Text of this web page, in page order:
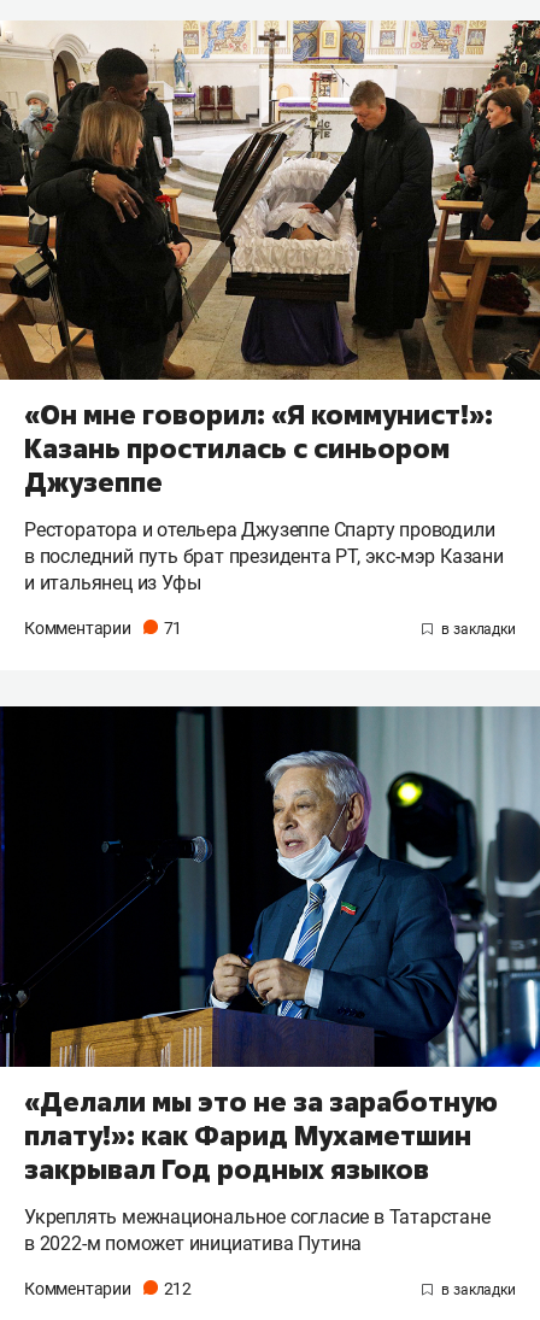
«Он мне говорил: «Я коммунист!»:
Казань простилась с синьором
Джузеппе
Ресторатора и отельера Джузеппе Спарту проводили
в последний путь брат президента РТ, экс-мэр Казани
и итальянец из Уфы
Комментарии 71
«Делали мы это не за заработную
плату!»: как Фарид Мухаметшин
закрывал Год родных языков
Укреплять межнациональное согласие в Татарстане
в 2022-м поможет инициатива Путина
Комментарии 212